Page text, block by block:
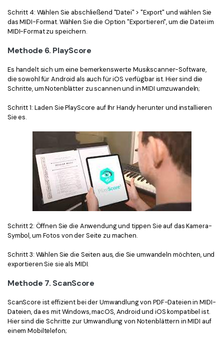
Schritt 4: Wählen Sie abschließend "Datei" > "Export" und wählen Sie
das MIDI-Format. Wählen Sie die Option "Exportieren", um die Datei im
MIDI-Format zu speichern.
Methode 6. PlayScore
Es handelt sich um eine bemerkenswerte Musikscanner-Software,
die sowohl für Android als auch für iOS verfügbar ist. Hier sind die
Schritte, um Notenblätter zu scannen und in MIDI umzuwandeln;
Schritt 1: Laden Sie PlayScore auf Ihr Handy herunter und installieren
Sie es.
Schritt 2: Öffnen Sie die Anwendung und tippen Sie auf das Kamera-
Symbol, um Fotos von der Seite zu machen.
Schritt 3: Wählen Sie die Seiten aus, die Sie umwandeln möchten, und
exportieren Sie sie als MIDI.
Methode 7. ScanScore
ScanScore ist effizient bei der Umwandlung von PDF-Dateien in MIDI-
Dateien, da es mit Windows, macOS, Android und iOS kompatibel ist.
Hier sind die Schritte zur Umwandlung von Notenblättern in MIDI auf
einem Mobiltelefon;